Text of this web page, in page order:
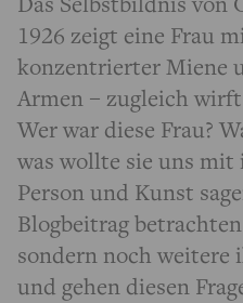
1926 zeigt eine Frau
konzentrierter Miene
Armen – zugleich
Wer war diese Frau?
was wollte sie uns
Person und Kunst
Blogbeitrag
sondern noch weitere
und gehen diesen